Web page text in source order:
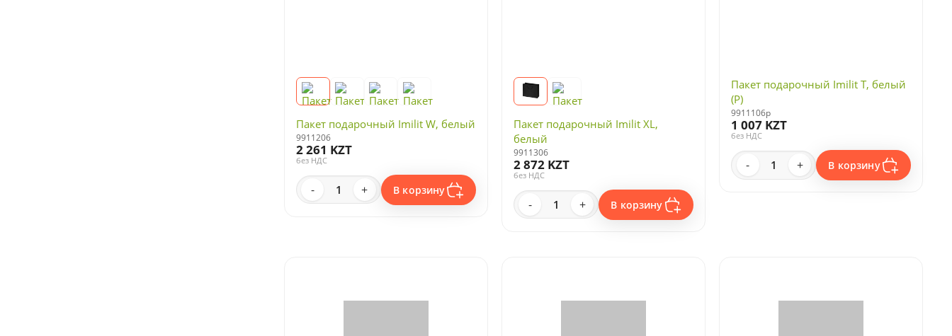
Пакет подарочный Imilit W, белый
9911206
2 261 KZT
без НДС
- + В корзину
Пакет подарочный Imilit XL,
белый
9911306
2 872 KZT
без НДС
- + В корзину
Пакет подарочный Imilit T, белый
(P)
9911106p
1 007 KZT
без НДС
- + В корзину